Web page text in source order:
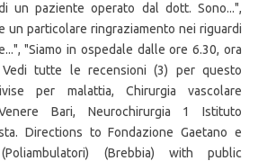
un paziente operato dal dott. Sono...",
un particolare ringraziamento nei riguardi
"Siamo in ospedale dalle ore 6.30, ora
tutte le recensioni (3) per questo
per malattia, Chirurgia vascolare
Bari, Neurochirurgia 1 Istituto
Directions to Fondazione Gaetano e
(Brebbia) with public